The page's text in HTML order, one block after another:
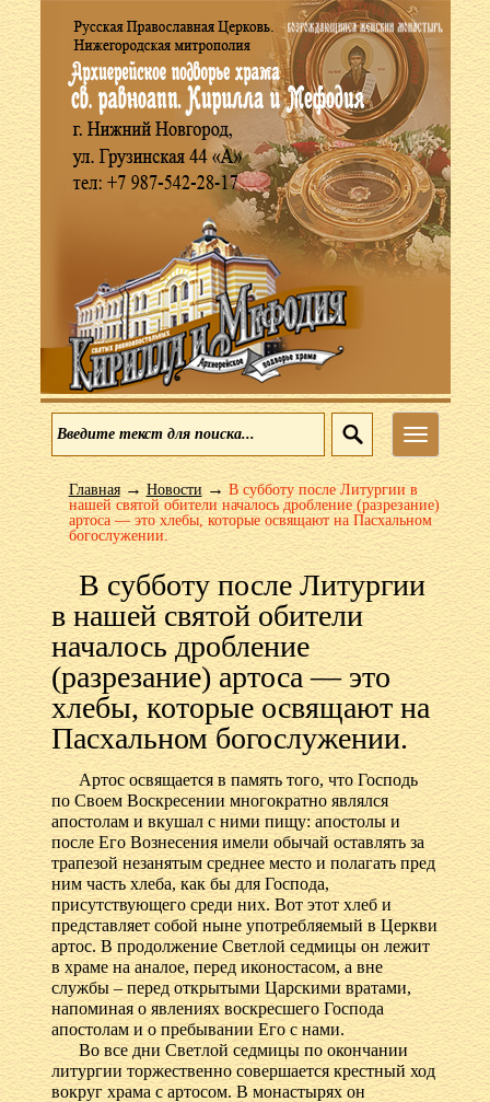
Меню
Главная→Новости→В субботу после Литургии в
нашей святой обители началось дробление (разрезание)
артоса — это хлебы, которые освящают на Пасхальном
богослужении.
В субботу после Литургии
в нашей святой обители
началось дробление
(разрезание) артоса — это
хлебы, которые освящают на
Пасхальном богослужении.
Артос освящается в память того, что Господь
по Своем Воскресении многократно являлся
апостолам и вкушал с ними пищу: апостолы и
после Его Вознесения имели обычай оставлять за
трапезой незанятым среднее место и полагать пред
ним часть хлеба, как бы для Господа,
присутствующего среди них. Вот этот хлеб и
представляет собой ныне употребляемый в Церкви
артос. В продолжение Светлой седмицы он лежит
в храме на аналое, перед иконостасом, а вне
службы – перед открытыми Царскими вратами,
напоминая о явлениях воскресшего Господа
апостолам и о пребывании Его с нами.
Во все дни Светлой седмицы по окончании
литургии торжественно совершается крестный ход
вокруг храма с артосом. В монастырях он